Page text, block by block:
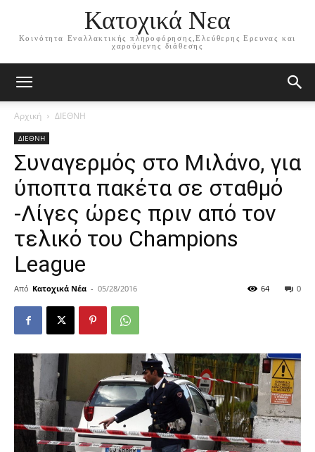
Κατοχικά Νεα
Κοινότητα Εναλλακτικής πληροφόρησης,Ελεύθερης Ερευνας και
χαρούμενης διάθεσης
Αρχική ΔΙΕΘΝΗ
ΔΙΕΘΝΗ
Συναγερμός στο Μιλάνο, για
ύποπτα πακέτα σε σταθμό
-Λίγες ώρες πριν από τον
τελικό του Champions
League
Από Κατοχικά Νέα - 05/28/2016 0
64